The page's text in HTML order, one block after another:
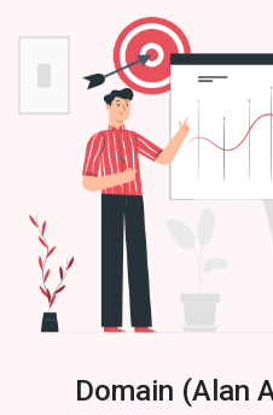
Domain (Alan